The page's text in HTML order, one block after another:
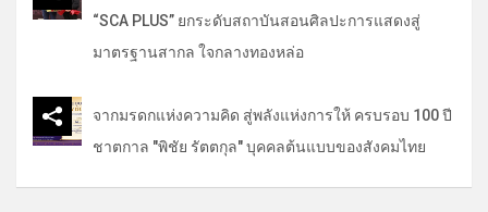
“SCA PLUS” ยกระดับสถาบันสอนศิลปะการแสดงสู่
มาตรฐานสากล ใจกลางทองหล่อ
จากมรดกแห่งความคิด สู่พลังแห่งการให้ ครบรอบ 100 ปี
ชาตกาล "พิชัย รัตตกุล" บุคคลต้นแบบของสังคมไทย